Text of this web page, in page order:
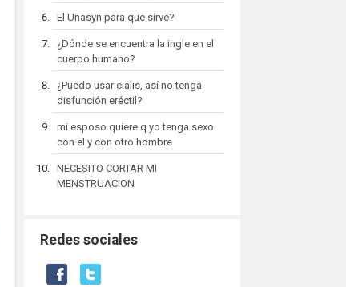
El Unasyn para que sirve?
¿Dónde se encuentra la ingle en el
cuerpo humano?
¿Puedo usar cialis, así no tenga
disfunción eréctil?
mi esposo quiere q yo tenga sexo
con el y con otro hombre
NECESITO CORTAR MI
MENSTRUACION
Redes sociales